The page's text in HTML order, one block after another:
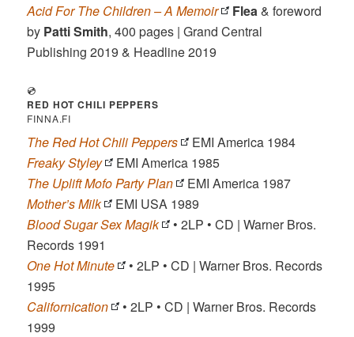
Acid For The Children – A Memoir Flea & foreword
by Patti Smith, 400 pages | Grand Central
Publishing 2019 & Headline 2019
💿
RED HOT CHILI PEPPERS
FINNA.FI
The Red Hot Chili Peppers
EMI America 1984
Freaky Styley
EMI America 1985
The Uplift Mofo Party Plan
EMI America 1987
Mother’s Milk
EMI USA 1989
Blood Sugar Sex Magik
• 2LP • CD | Warner Bros.
Records 1991
One Hot Minute
• 2LP • CD | Warner Bros. Records
1995
Californication
• 2LP • CD | Warner Bros. Records
1999